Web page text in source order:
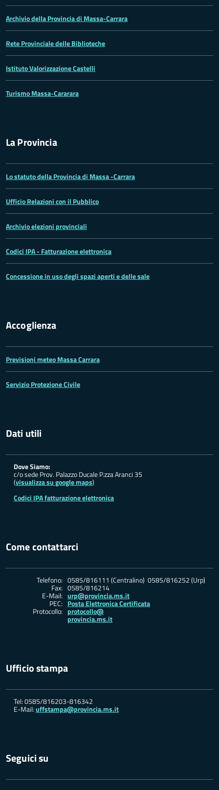
Archivio della Provincia di Massa-Carrara
Rete Provinciale delle Biblioteche
Istituto Valorizzazione Castelli
Turismo Massa-Cararara
La Provincia
Lo statuto della Provincia di Massa -Carrara
Ufficio Relazioni con il Pubblico
Archivio elezioni provinciali
Codici IPA - Fatturazione elettronica
Concessione in uso degli spazi aperti e delle sale
Accoglienza
Previsioni meteo Massa Carrara
Servizio Protezione Civile
Dati utili
Dove Siamo:
c/o sede Prov. Palazzo Ducale P.zza Aranci 35
(visualizza su google maps)
Codici IPA fatturazione elettronica
Come contattarci
Telefono: 0585/816111 (Centralino) 0585/816252 (Urp)
Fax: 0585/816214
E-Mail: urp@provincia.ms.it
PEC: Posta Elettronica Certificata
Protocollo: protocollo@
provincia.ms.it
Ufficio stampa
Tel: 0585/816203-816342
E-Mail:uffstampa@provincia.ms.it
Seguici su